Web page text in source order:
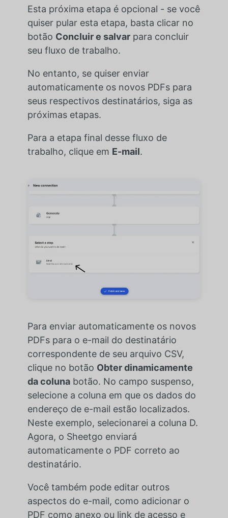
Esta próxima etapa é opcional - se você
quiser pular esta etapa, basta clicar no
botão Concluir e salvarpara concluir
seu fluxo de trabalho.
No entanto, se quiser enviar
automaticamente os novos PDFs para
seus respectivos destinatários, siga as
próximas etapas.
Para a etapa final desse fluxo de
trabalho, clique em E-mail.
Para enviar automaticamente os novos
PDFs para o e-mail do destinatário
correspondente de seu arquivo CSV,
clique no botão Obter dinamicamente
da colunabotão. No campo suspenso,
selecione a coluna em que os dados do
endereço de e-mail estão localizados.
Neste exemplo, selecionarei a coluna D.
Agora, o Sheetgo enviará
automaticamente o PDF correto ao
destinatário.
Você também pode editar outros
aspectos do e-mail, como adicionar o
PDF como anexo ou link de acesso e